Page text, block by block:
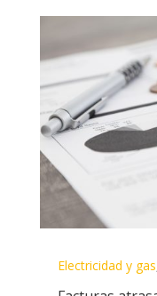
Electricidad y gas